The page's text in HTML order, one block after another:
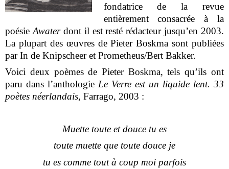
fondatrice de la revue
entièrement consacrée à la
poésie Awaterdont il est resté rédacteur jusqu’en 2003.
La plupart des œuvres de Pieter Boskma sont publiées
par In de Knipscheer et Prometheus/Bert Bakker.
Voici deux poèmes de Pieter Boskma, tels qu’ils ont
paru dans l’anthologie Le Verre est un liquide lent. 33
poètes néerlandais, Farrago, 2003 :
Muette toute et douce tu es
toute muette que toute douce je
tu es comme tout à coup moi parfois